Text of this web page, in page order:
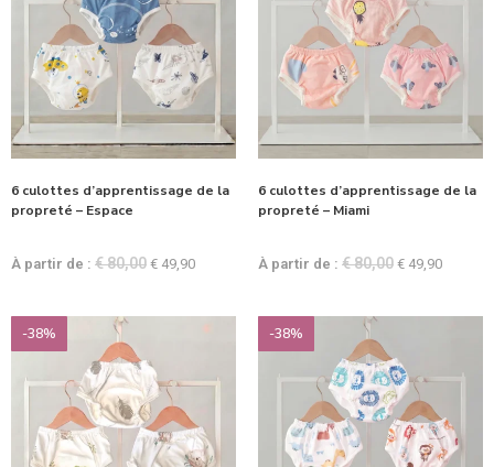
6 culottes d’apprentissage de la
propreté – Espace
À partir de : €80,00 € 49,90
6 culottes d’apprentissage de la
propreté – Miami
À partir de : €80,00 € 49,90
-38% -38%